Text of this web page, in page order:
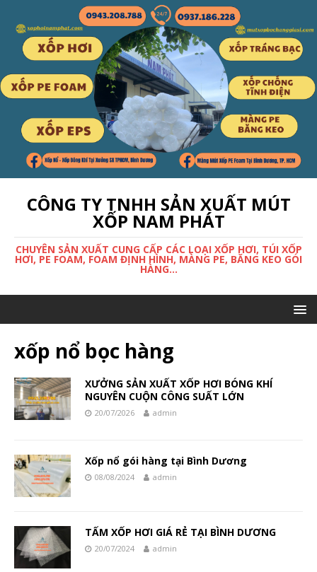
CÔNG TY TNHH SẢN XUẤT MÚT
XỐP NAM PHÁT
CHUYÊN SẢN XUẤT CUNG CẤP CÁC LOẠI XỐP HƠI, TÚI XỐP
HƠI, PE FOAM, FOAM ĐỊNH HÌNH, MÀNG PE, BĂNG KEO GÓI
HÀNG...
xốp nổ bọc hàng
XƯỞNG SẢN XUẤT XỐP HƠI BÓNG KHÍ
NGUYÊN CUỘN CÔNG SUẤT LỚN
20/07/2026 admin
Xốp nổ gói hàng tại Bình Dương
08/08/2024 admin
TẤM XỐP HƠI GIÁ RẺ TẠI BÌNH DƯƠNG
20/07/2024 admin